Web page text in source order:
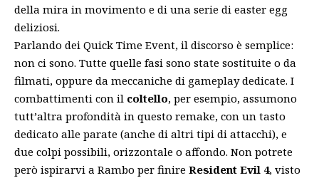
della mira in movimento e di una serie di easter egg
deliziosi.
Parlando dei Quick Time Event, il discorso è semplice:
non ci sono. Tutte quelle fasi sono state sostituite o da
filmati, oppure da meccaniche di gameplay dedicate. I
combattimenti con il coltello, per esempio, assumono
tutt’altra profondità in questo remake, con un tasto
dedicato alle parate (anche di altri tipi di attacchi), e
due colpi possibili, orizzontale o affondo. Non potrete
però ispirarvi a Rambo per finire Resident Evil 4, visto